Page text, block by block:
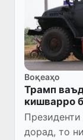
Воқеаҳо
Трамп
кишварро
дорад, то